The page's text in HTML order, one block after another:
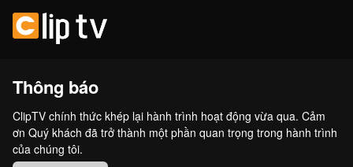
Thông báo
ClipTV chính thức khép lại hành trình hoạt động vừa qua. Cảm
ơn Quý khách đã trở thành một phần quan trọng trong hành trình
của chúng tôi.